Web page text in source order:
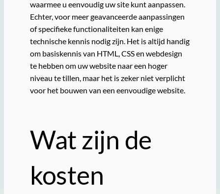
waarmee u eenvoudig uw site kunt aanpassen.
Echter, voor meer geavanceerde aanpassingen
of specifieke functionaliteiten kan enige
technische kennis nodig zijn. Het is altijd handig
om basiskennis van HTML, CSS en webdesign
te hebben om uw website naar een hoger
niveau te tillen, maar het is zeker niet verplicht
voor het bouwen van een eenvoudige website.
Wat zijn de
kosten